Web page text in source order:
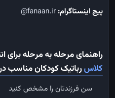
پیج اینستاگرام:
راهنمای مرحله به مرحله برای
کلاسرباتیککودکانمناسب
سن فرزندتان را مشخص کنید